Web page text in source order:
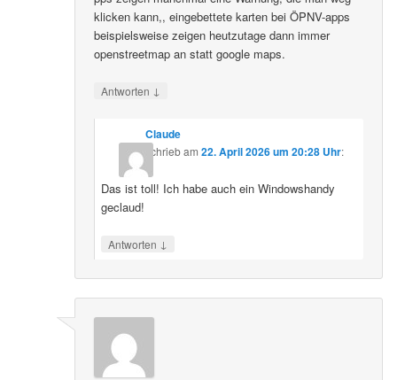
klicken kann,, eingebettete karten bei ÖPNV-apps
beispielsweise zeigen heutzutage dann immer
openstreetmap an statt google maps.
Antworten ↓
Claude
schriebam 22. April 2026 um 20:28 Uhr:
Das ist toll! Ich habe auch ein Windowshandy
geclaud!
Antworten ↓